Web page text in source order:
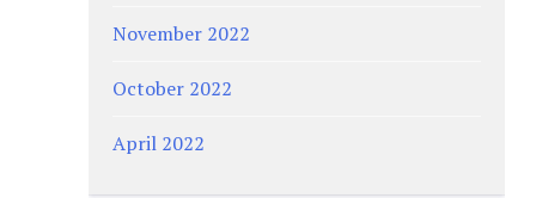
November 2022
October 2022
April 2022